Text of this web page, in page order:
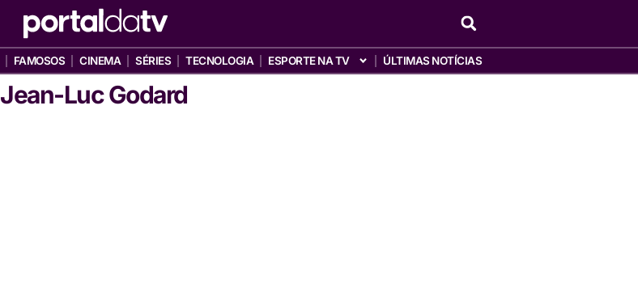
FAMOSOS CINEMA SÉRIES TECNOLOGIA ESPORTE NA TV ÚLTIMAS NOTÍCIAS
Jean-Luc Godard